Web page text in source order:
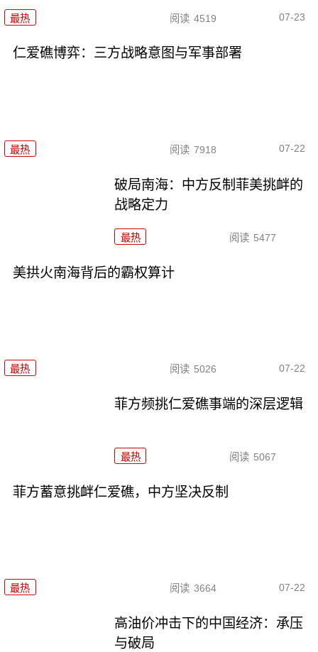
最热 阅读 4519 07-23
仁爱礁博弈：三方战略意图与军事部署
最热 阅读 7918 07-22
破局南海：中方反制菲美挑衅的
战略定力
最热 阅读 5477
美拱火南海背后的霸权算计
最热 阅读 5026 07-22
菲方频挑仁爱礁事端的深层逻辑
最热 阅读 5067
菲方蓄意挑衅仁爱礁，中方坚决反制
最热 阅读 3664 07-22
高油价冲击下的中国经济：承压
与破局